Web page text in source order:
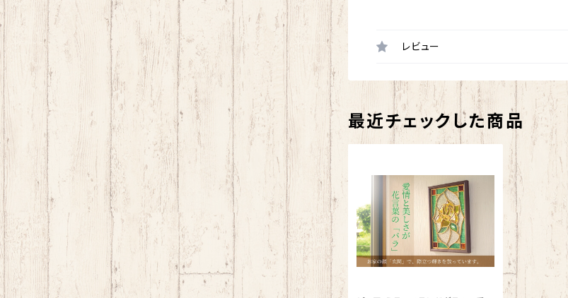
レビュー
最近チェックした商品